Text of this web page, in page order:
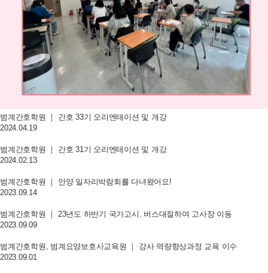
범계간호학원 ｜ 간호 33기 오리엔테이션 및 개강
2024.04.19
범계간호학원 ｜ 간호 31기 오리엔테이션 및 개강
2024.02.13
범계간호학원 ｜ 안양 일자리박람회를 다녀왔어요!
2023.09.14
범계간호학원 ｜ 23년도 하반기 국가고시. 버스대절하여 고사장 이동
2023.09.09
범계간호학원, 범계요양보호사교육원 ｜ 강사 역량향상과정 교육 이수
2023.09.01